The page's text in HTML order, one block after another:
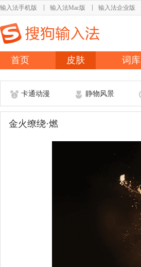
输入法手机版 输入法Mac版 输入法企业版
首页 皮肤 词库
卡通动漫 静物风景
金火缭绕·燃